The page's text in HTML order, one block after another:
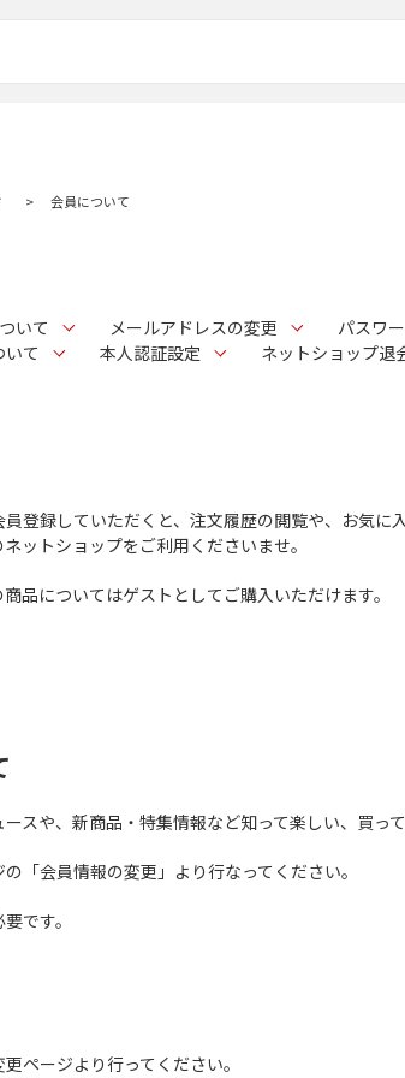
会員について
いて メールアドレスの変更
パスワ
て
本人認証設定 ネットショップ退
登録していただくと、注文履歴の閲覧や、お気に
ットショップをご利用くださいませ。
品についてはゲストとしてご購入いただけます。
スや、新商品・特集情報など知って楽しい、買っ
「会員情報の変更」より行なってください。
です。
ページより行ってください。